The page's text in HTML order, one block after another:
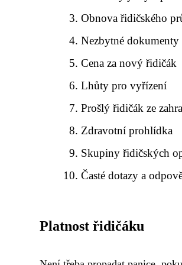
Obnova řidičského
Nezbytné dokumenty
Cena za nový řidičák
Lhůty pro vyřízení
Prošlý řidičák ze
Zdravotní prohlídka
Skupiny řidičských
Časté dotazy a
Platnost řidičáku